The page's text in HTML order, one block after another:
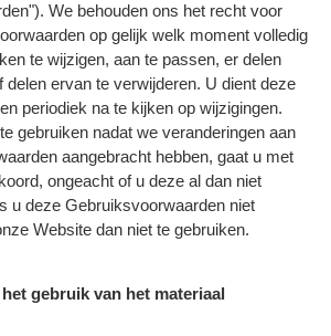
We behouden ons het recht voor
op gelijk welk moment volledig
te wijzigen, aan te passen, er delen
delen ervan te verwijderen. U dient deze
periodiek na te kijken op wijzigingen.
gebruiken nadat we veranderingen aan
aangebracht hebben, gaat u met
ongeacht of u deze al dan niet
u deze Gebruiksvoorwaarden niet
Website dan niet te gebruiken.
gebruik van het materiaal